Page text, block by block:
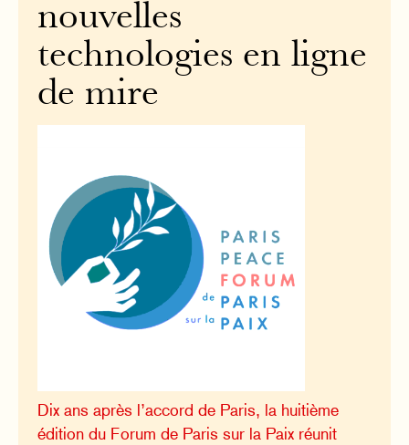
nouvelles
technologies en ligne
de mire
Dix ans après l’accord de Paris, la huitième
édition du Forum de Paris sur la Paix réunit